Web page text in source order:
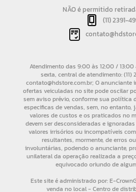
NÃO é permitido
(11) 2391-